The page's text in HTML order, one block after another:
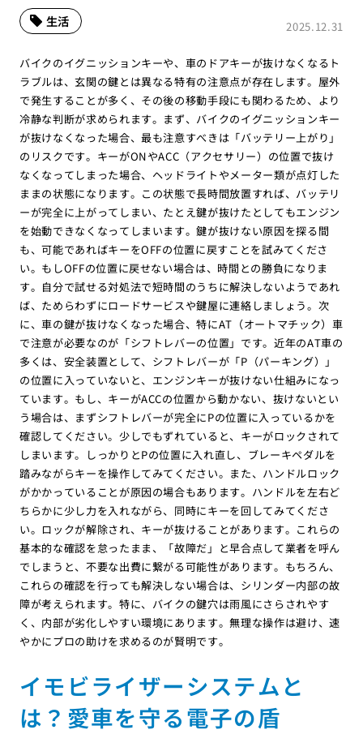
2025.12.31
生活
バイクのイグニッションキーや、車のドアキーが抜けなくなるト
ラブルは、玄関の鍵とは異なる特有の注意点が存在します。屋外
で発生することが多く、その後の移動手段にも関わるため、より
冷静な判断が求められます。まず、バイクのイグニッションキー
が抜けなくなった場合、最も注意すべきは「バッテリー上がり」
のリスクです。キーがONやACC（アクセサリー）の位置で抜け
なくなってしまった場合、ヘッドライトやメーター類が点灯した
ままの状態になります。この状態で長時間放置すれば、バッテリ
ーが完全に上がってしまい、たとえ鍵が抜けたとしてもエンジン
を始動できなくなってしまいます。鍵が抜けない原因を探る間
も、可能であればキーをOFFの位置に戻すことを試みてくださ
い。もしOFFの位置に戻せない場合は、時間との勝負になりま
す。自分で試せる対処法で短時間のうちに解決しないようであれ
ば、ためらわずにロードサービスや鍵屋に連絡しましょう。次
に、車の鍵が抜けなくなった場合、特にAT（オートマチック）車
で注意が必要なのが「シフトレバーの位置」です。近年のAT車の
多くは、安全装置として、シフトレバーが「P（パーキング）」
の位置に入っていないと、エンジンキーが抜けない仕組みになっ
ています。もし、キーがACCの位置から動かない、抜けないとい
う場合は、まずシフトレバーが完全にPの位置に入っているかを
確認してください。少しでもずれていると、キーがロックされて
しまいます。しっかりとPの位置に入れ直し、ブレーキペダルを
踏みながらキーを操作してみてください。また、ハンドルロック
がかかっていることが原因の場合もあります。ハンドルを左右ど
ちらかに少し力を入れながら、同時にキーを回してみてくださ
い。ロックが解除され、キーが抜けることがあります。これらの
基本的な確認を怠ったまま、「故障だ」と早合点して業者を呼ん
でしまうと、不要な出費に繋がる可能性があります。もちろん、
これらの確認を行っても解決しない場合は、シリンダー内部の故
障が考えられます。特に、バイクの鍵穴は雨風にさらされやす
く、内部が劣化しやすい環境にあります。無理な操作は避け、速
やかにプロの助けを求めるのが賢明です。
イモビライザーシステムと
は？愛車を守る電子の盾